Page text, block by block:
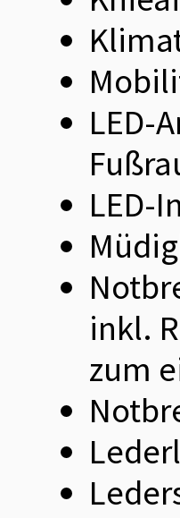
LED-
LED-
inkl.
zum